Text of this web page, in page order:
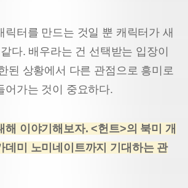
릭터를 만드는 것일 뿐 캐릭터가 새
다. 배우라는 건 선택받는 입장이
된 상황에서 다른 관점으로 흥미로
어가는 것이 중요하다.
해 이야기해보자. <헌트>의 북미 개
데미 노미네이트까지 기대하는 관